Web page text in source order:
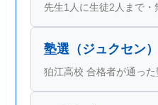
先生1人に生徒2人まで・
塾選（ジュクセン）
狛江高校 合格者が通った